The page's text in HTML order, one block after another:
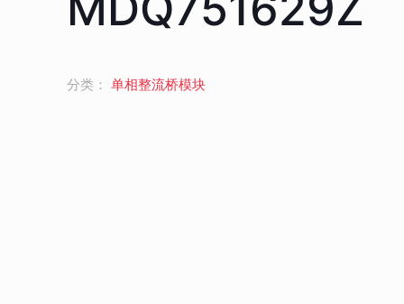
分类： 单相整流桥模块